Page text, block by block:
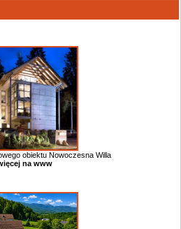
obiektu Nowoczesna Willa
na www